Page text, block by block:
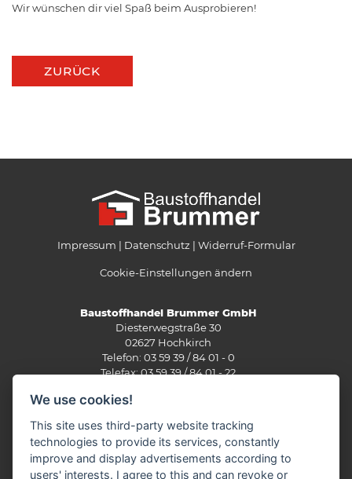
Wir wünschen dir viel Spaß beim Ausprobieren!
ZURÜCK
Impressum Datenschutz Widerruf-Formular
Cookie-Einstellungen ändern
Baustoffhandel Brummer GmbH
Diesterwegstraße 30
02627 Hochkirch
Telefon: 03 59 39 / 84 01 - 0
Telefax: 03 59 39 / 84 01 - 22
Montag – Donnerstag: 07.00 – 17.00 Uhr
Freitag: 07.00 – 16.00 Uhr
Samstag: Geschlossen
We use cookies!
This site uses third-party website tracking
technologies to provide its services, constantly
improve and display advertisements according to
users' interests. I agree to this and can revoke or